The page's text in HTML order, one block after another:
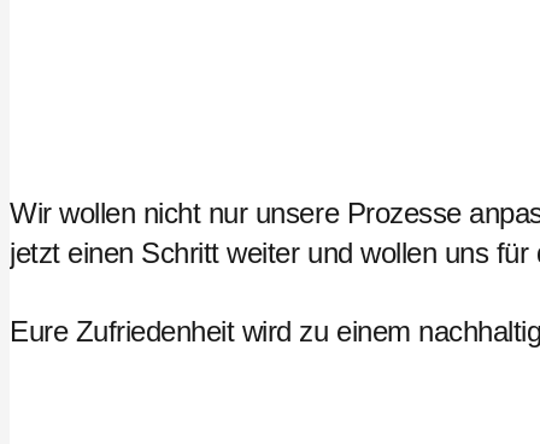
Wir wollen nicht nur unsere Prozesse
jetzt einen Schritt weiter und wollen uns
Eure Zufriedenheit wird zu einem